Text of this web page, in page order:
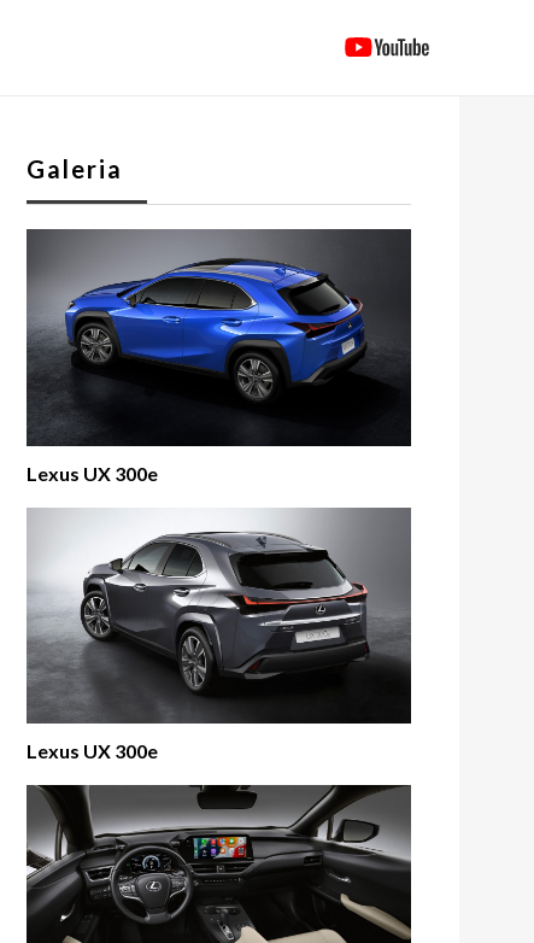
Galeria
Lexus UX 300e
Lexus UX 300e